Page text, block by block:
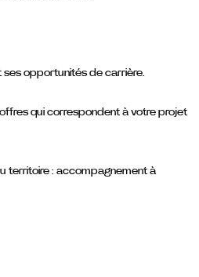
ses opportunités de carrière.
qui correspondent à votre projet
territoire : accompagnement à